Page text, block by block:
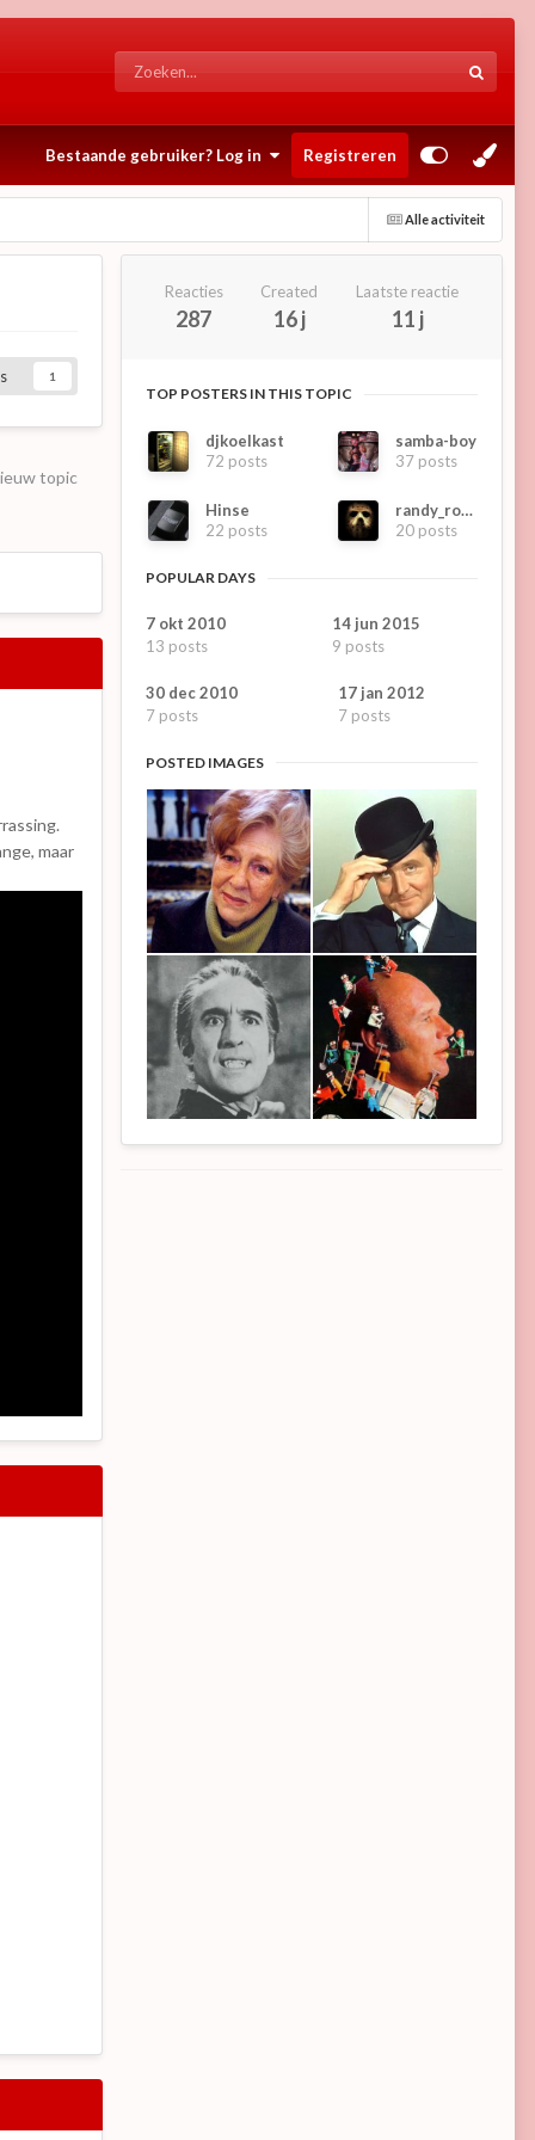
Bestaande gebruiker? Log in Registreren
Alle activiteit
1
topic
maar
Reacties
287
Created
16 j
Laatste reactie
11 j
TOP POSTERS IN THIS TOPIC
djkoelkast
72 posts
samba-boy
37 posts
Hinse
22 posts
randy_roes
20 posts
POPULAR DAYS
7 okt 2010
13 posts
14 jun 2015
9 posts
30 dec 2010
7 posts
17 jan 2012
7 posts
POSTED IMAGES